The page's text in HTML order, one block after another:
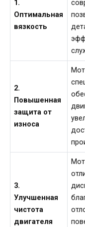
1.
Оптимальная
вязкость
2.
Повышенная
защита от
износа
3.
Улучшенная
чистота
двигателя